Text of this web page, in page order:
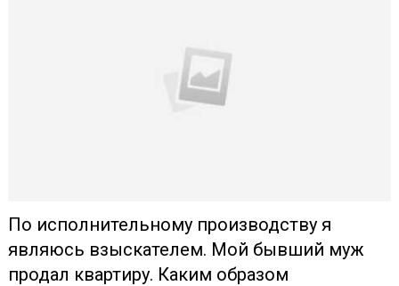
По исполнительному производству я
являюсь взыскателем. Мой бывший муж
продал квартиру. Каким образом